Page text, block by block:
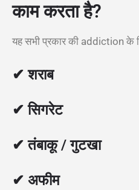
काम करता है?
यह सभी प्रकार की addiction के
✔ शराब
✔ सिगरेट
✔ तंबाकू / गुटखा
✔ अफीम